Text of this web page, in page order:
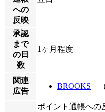
への
反映
承認
まで
の日
数
1ヶ月程度
関連
広告
BROOKS
ポイント通帳への